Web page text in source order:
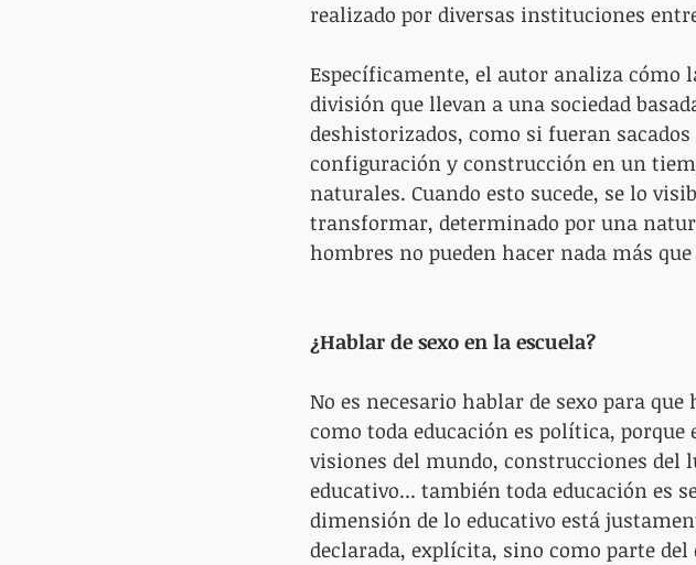
realizado por diversas instituciones
Específicamente, el autor analiza cómo
división que llevan a una sociedad
deshistorizados, como si fueran
configuración y construcción en un
naturales. Cuando esto sucede, se lo
transformar, determinado por una
hombres no pueden hacer nada más
¿Hablar de sexo en la escuela?
No es necesario hablar de sexo para
como toda educación es política, porque
visiones del mundo, construcciones del
educativo... también toda educación es
dimensión de lo educativo está
declarada, explícita, sino como parte